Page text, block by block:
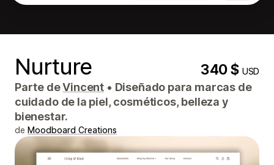
Nurture 340 $USD
Parte deVincent • Diseñado para marcas de
cuidado de la piel, cosméticos, belleza y
bienestar.
de Moodboard Creations